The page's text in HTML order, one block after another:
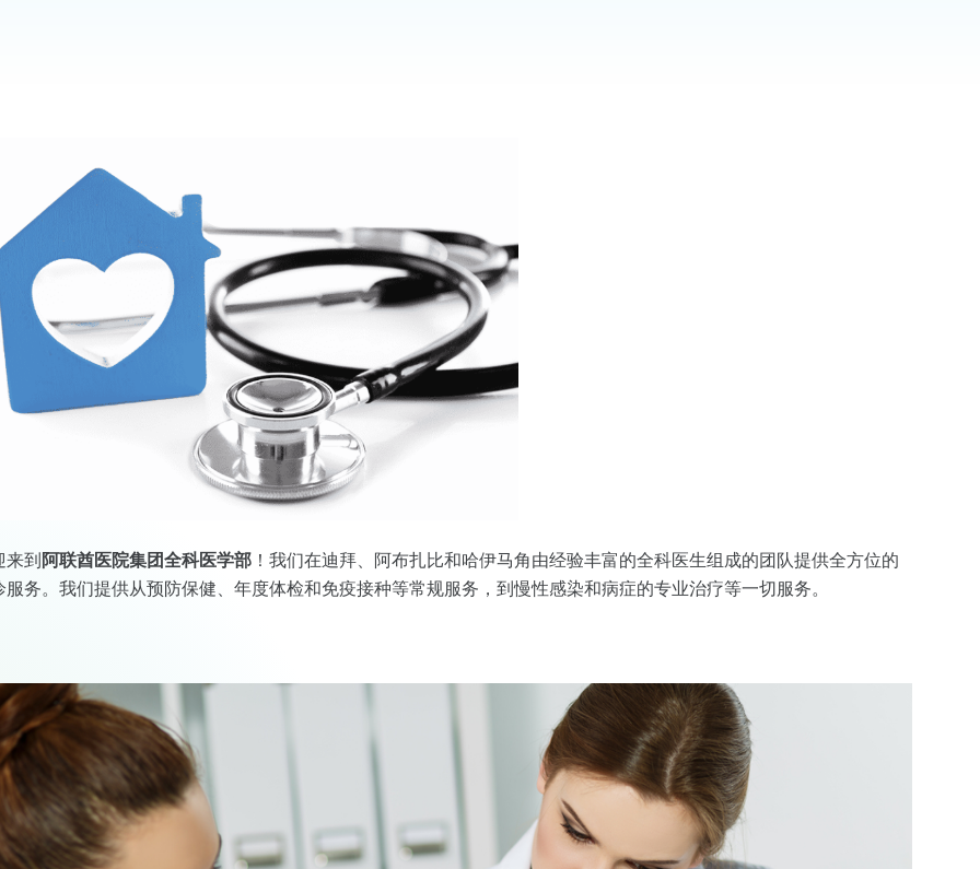
来到阿联酋医院集团全科医学部 ！我们在迪拜、阿布扎比和哈伊马角由经验丰富的全科医生组成的团队提供全方位的
服务。我们提供从预防保健、年度体检和免疫接种等常规服务，到慢性感染和病症的专业治疗等一切服务。